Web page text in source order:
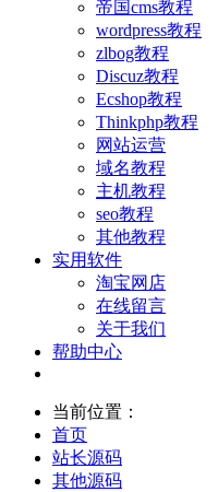
帝国cms教程
wordpress教程
zlbog教程
Discuz教程
Ecshop教程
Thinkphp教程
网站运营
域名教程
主机教程
seo教程
其他教程
实用软件
淘宝网店
在线留言
关于我们
帮助中心
当前位置：
首页
站长源码
其他源码